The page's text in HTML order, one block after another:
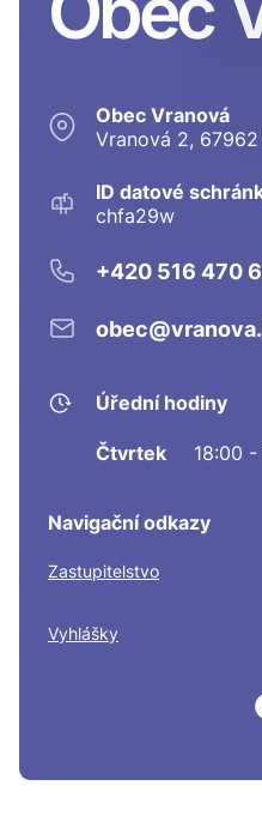
Obec Vranová
Vranová 2,
ID datové
chfa29w
+420 516 470
Úřední hodiny
Čtvrtek 18:00 -
Navigační odkazy
Zastupitelstvo
Vyhlášky